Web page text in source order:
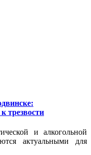
трезвости
и алкогольной
актуальными для